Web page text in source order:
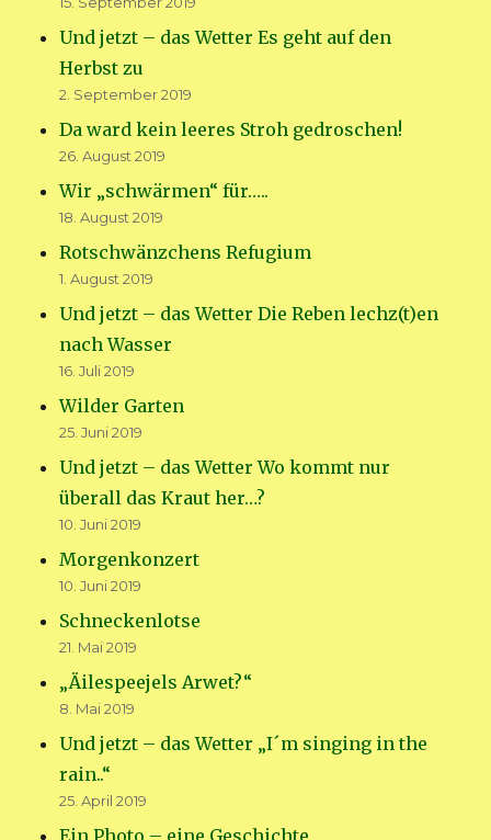
Und jetzt – das Wetter Es geht auf den
Herbst zu
2. September 2019
Da ward kein leeres Stroh gedroschen!
26. August 2019
Wir „schwärmen“ für…..
18. August 2019
Rotschwänzchens Refugium
1. August 2019
Und jetzt – das Wetter Die Reben lechz(t)en
nach Wasser
16. Juli 2019
Wilder Garten
25. Juni 2019
Und jetzt – das Wetter Wo kommt nur
überall das Kraut her…?
10. Juni 2019
Morgenkonzert
10. Juni 2019
Schneckenlotse
21. Mai 2019
„Äilespeejels Arwet?“
8. Mai 2019
Und jetzt – das Wetter „I´m singing in the
rain..“
25. April 2019